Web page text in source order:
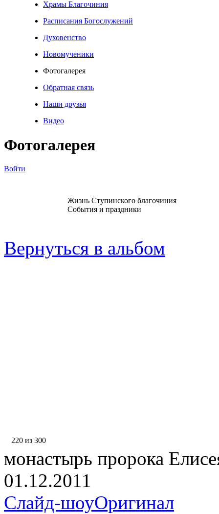
Храмы Благочиния
Расписания Богослужений
Духовенство
Новомученики
Фотогалерея
Обратная связь
Наши друзья
Видео
Фотогалерея
Войти
Жизнь Ступинского благочиния
События и праздники
Вернуться в альбом
220 из 300
монастырь пророка
01.12.2011
Слайд-шоуОригинал